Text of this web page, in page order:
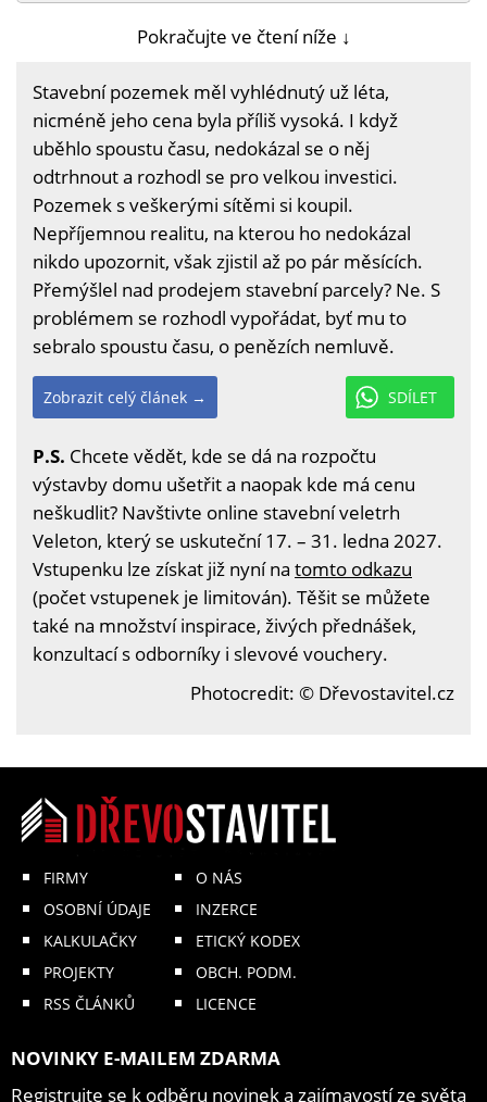
Pokračujte ve čtení níže ↓
Stavební pozemek měl vyhlédnutý už léta,
nicméně jeho cena byla příliš vysoká. I když
uběhlo spoustu času, nedokázal se o něj
odtrhnout a rozhodl se pro velkou investici.
Pozemek s veškerými sítěmi si koupil.
Nepříjemnou realitu, na kterou ho nedokázal
nikdo upozornit, však zjistil až po pár měsících.
Přemýšlel nad prodejem stavební parcely? Ne. S
problémem se rozhodl vypořádat, byť mu to
sebralo spoustu času, o penězích nemluvě.
SDÍLET
Zobrazit celý článek →
P.S. Chcete vědět, kde se dá na rozpočtu
výstavby domu ušetřit a naopak kde má cenu
neškudlit? Navštivte online stavební veletrh
Veleton, který se uskuteční 17. – 31. ledna 2027.
Vstupenku lze získat již nyní na tomto odkazu
(počet vstupenek je limitován). Těšit se můžete
také na množství inspirace, živých přednášek,
konzultací s odborníky i slevové vouchery.
Photocredit: © Dřevostavitel.cz
FIRMY
OSOBNÍ ÚDAJE
KALKULAČKY
PROJEKTY
RSS ČLÁNKŮ
O NÁS
INZERCE
ETICKÝ KODEX
OBCH. PODM.
LICENCE
NOVINKY E-MAILEM ZDARMA
Registrujte se k odběru novinek a zajímavostí ze světa